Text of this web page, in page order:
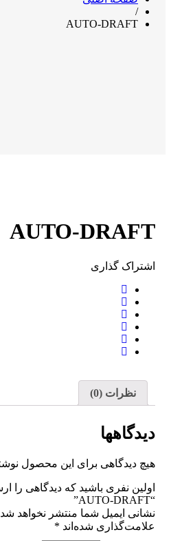
/
AUTO-DRAFT
AUTO-DRAFT
اشتراک ‌گذاری
نظرات (0)
دیدگاهها
هیچ دیدگاهی برای این محصول
اولین نفری باشید که دیدگاهی را
“AUTO-DRAFT”
نشانی ایمیل شما منتشر نخواهد
علامت‌گذاری شده‌اند *